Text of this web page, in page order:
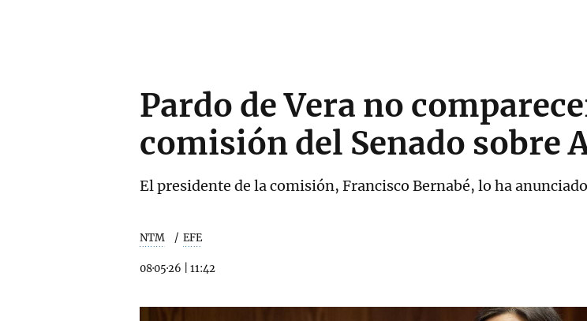
Pardo de Vera no
comisión del Senado sobre
El presidente de la comisión, Francisco Bernabé, lo ha
NTM EFE
08·05·26 11:42